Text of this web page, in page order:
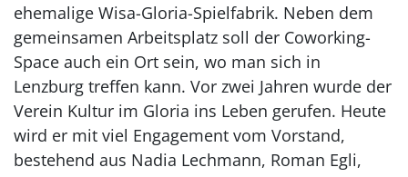
ehemalige Wisa-Gloria-Spielfabrik. Neben dem
gemeinsamen Arbeitsplatz soll der Coworking-
Space auch ein Ort sein, wo man sich in
Lenzburg treffen kann. Vor zwei Jahren wurde der
Verein Kultur im Gloria ins Leben gerufen. Heute
wird er mit viel Engagement vom Vorstand,
bestehend aus Nadia Lechmann, Roman Egli,